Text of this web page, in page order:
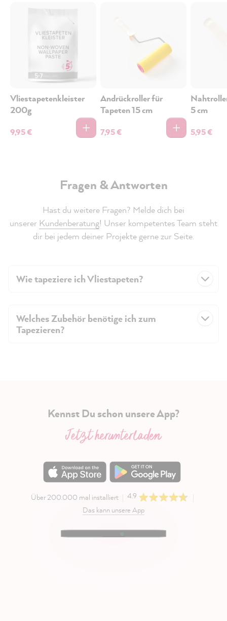
Vliestapetenkleister
200g
9,95 €
Andrückroller für
Tapeten 15 cm
7,95 €
5 cm
5,95 €
Fragen & Antworten
Hast du weitere Fragen? Melde dich bei
unserer Kundenberatung! Unser kompetentes Team steht
dir bei jedem deiner Projekte gerne zur Seite.
Wie tapeziere ich Vliestapeten?
Welches Zubehör benötige ich zum
Tapezieren?
Kennst Du schon unsere App?
Jetzt herunterladen
Über 200.000 mal installiert
4.9
Das kann unsere App